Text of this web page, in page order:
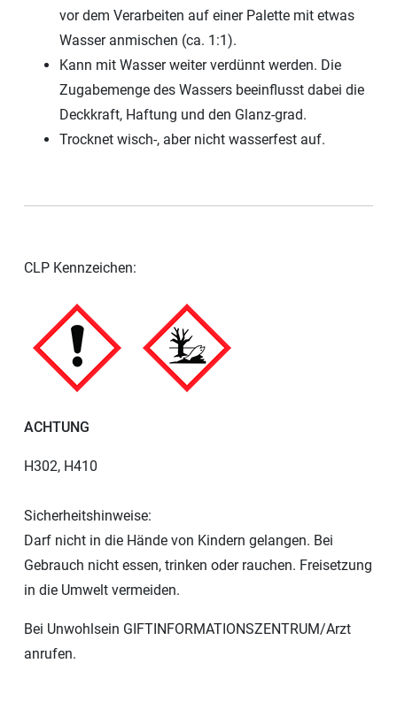
vor dem Verarbeiten auf einer Palette mit etwas
Wasser anmischen (ca. 1:1).
Kann mit Wasser weiter verdünnt werden. Die
Zugabemenge des Wassers beeinflusst dabei die
Deckkraft, Haftung und den Glanz-grad.
Trocknet wisch-, aber nicht wasserfest auf.
CLP Kennzeichen:
ACHTUNG
H302, H410
Sicherheitshinweise:
Darf nicht in die Hände von Kindern gelangen. Bei
Gebrauch nicht essen, trinken oder rauchen. Freisetzung
in die Umwelt vermeiden.
Bei Unwohlsein GIFTINFORMATIONSZENTRUM/Arzt
anrufen.